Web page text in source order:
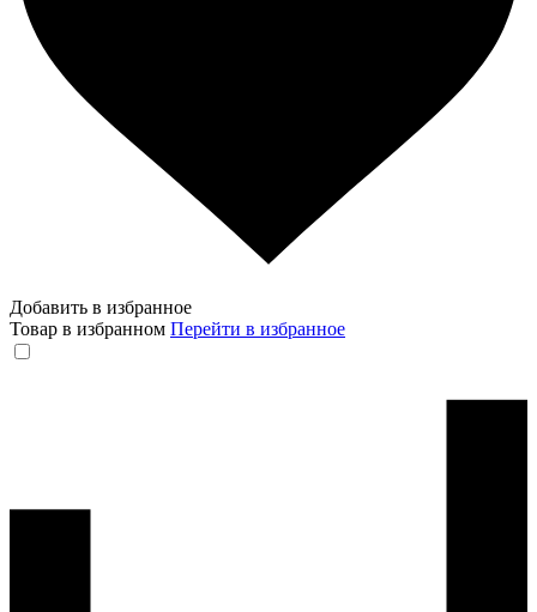
Добавить в избранное
Товар в избранном Перейти в избранное